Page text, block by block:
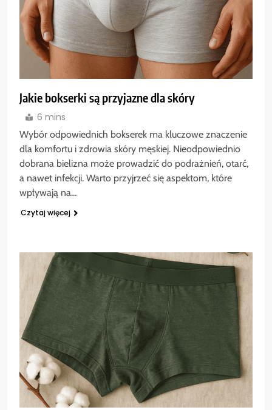
Jakie bokserki są przyjazne dla skóry
6 mins
Wybór odpowiednich bokserek ma kluczowe znaczenie
dla komfortu i zdrowia skóry męskiej. Nieodpowiednio
dobrana bielizna może prowadzić do podrażnień, otarć,
a nawet infekcji. Warto przyjrzeć się aspektom, które
wpływają na…
Czytaj więcej